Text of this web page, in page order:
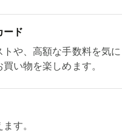
ード
や、高額な手数料を気に
い物を楽しめます。
す。